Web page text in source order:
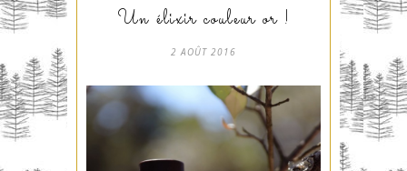
Un élixir couleur or !
2 AOÛT 2016